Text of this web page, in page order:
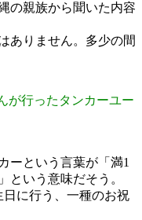
の親族から聞いた内容
ありません。多少の間
が行ったタンカーユー
ーという言葉が「満1
という意味だそう。
に行う、一種のお祝